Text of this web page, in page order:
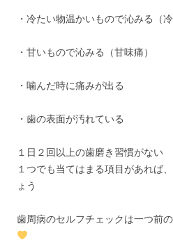
・冷たい物温かいもので沁みる（冷
・甘いもので沁みる（甘味痛）
・噛んだ時に痛みが出る
・歯の表面が汚れている
１日２回以上の歯磨き習慣がない
１つでも当てはまる項目があれば
ょう
歯周病のセルフチェックは一つ前